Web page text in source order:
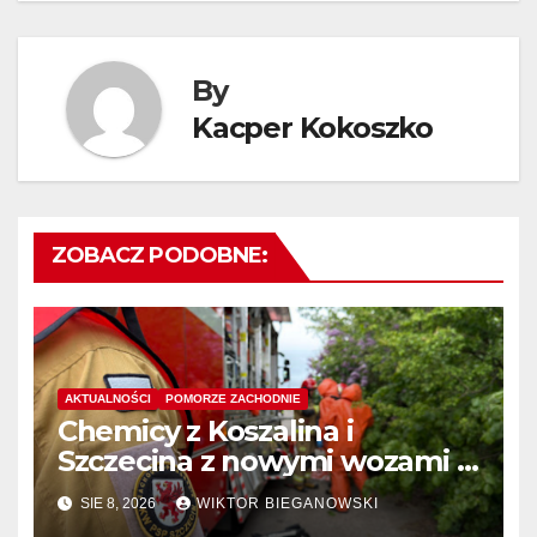
By
Kacper Kokoszko
ZOBACZ PODOBNE:
AKTUALNOŚCI POMORZE ZACHODNIE
Chemicy z Koszalina i
Szczecina z nowymi wozami –
wyłoniono wykonawcę
SIE 8, 2026 WIKTOR BIEGANOWSKI